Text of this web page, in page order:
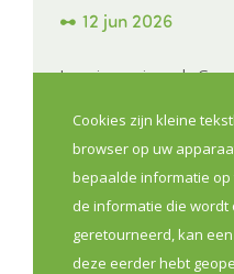
12 jun 2026
In mei organiseerde
werd uitgelegd hoe ook
betekenisvol kan zijn in
een gezondere
volgt op 22 juni een
die je net zo goed kan
Cookies zijn kleine
browser op uw
bepaalde informatie
de informatie die wordt
geretourneerd, kan
deze eerder hebt